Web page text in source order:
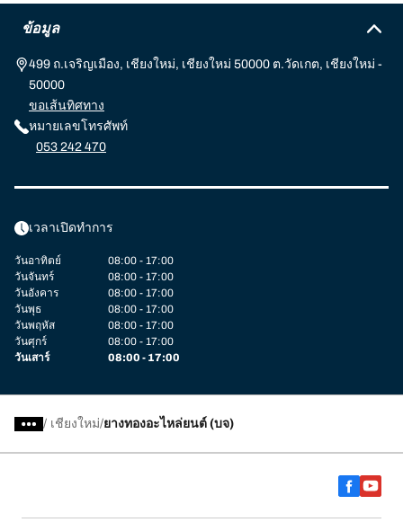
ข้อมูล
499 ถ.เจริญเมือง, เชียงใหม่, เชียงใหม่ 50000 ต.วัดเกต, เชียงใหม่ -
50000
ขอเส้นทิศทาง
หมายเลขโทรศัพท์
053 242 470
เวลาเปิดทำการ
วันอาทิตย์
08:00 - 17:00
วันจันทร์
08:00 - 17:00
วันอังคาร
08:00 - 17:00
วันพุธ
08:00 - 17:00
วันพฤหัส
08:00 - 17:00
วันศุกร์
08:00 - 17:00
วันเสาร์
08:00 - 17:00
/ เชียงใหม่ ยางทองอะไหล่ยนต์ (บจ)